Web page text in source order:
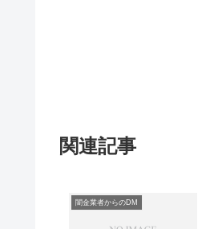
関連記事
闇金業者からのDM